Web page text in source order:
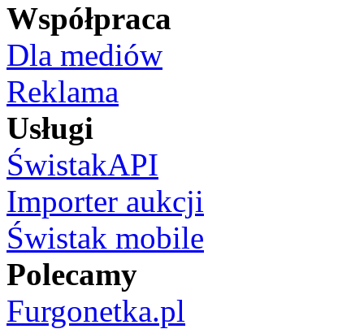
Współpraca
Dla mediów
Reklama
Usługi
ŚwistakAPI
Importer aukcji
Świstak mobile
Polecamy
Furgonetka.pl